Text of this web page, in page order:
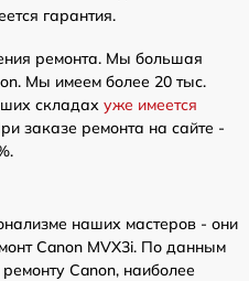
гарантия.
ремонта. Мы большая
Мы имеем более 20 тыс.
складах уже имеется
заказе ремонта на сайте -
наших мастеров - они
Canon MVX3i. По данным
Canon, наиболее